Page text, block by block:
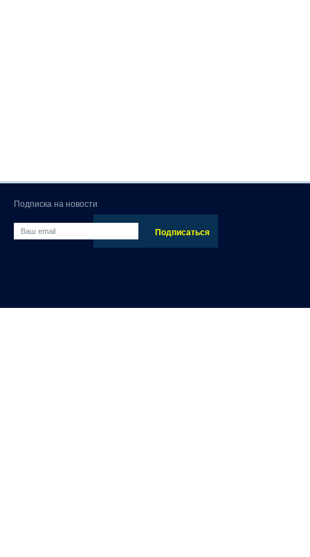
Подписка на новости